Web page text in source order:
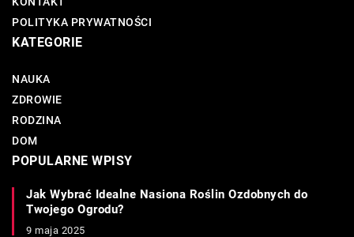
POLITYKA PRYWATNOŚCI
KATEGORIE
NAUKA
ZDROWIE
RODZINA
DOM
POPULARNE WPISY
Jak Wybrać Idealne Nasiona Roślin Ozdobnych do
Twojego Ogrodu?
9 maja 2025